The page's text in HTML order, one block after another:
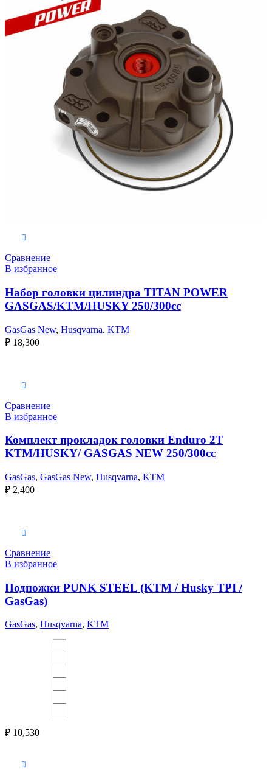
Сравнение
В избранное
Набор головки цилиндра TITAN POWER
GASGAS/KTM/HUSKY 250/300сс
GasGas New, Husqvarna, KTM
₽ 18,300
Сравнение
В избранное
Комплект прокладок головки Enduro 2T
KTM/HUSKY/ GASGAS NEW 250/300cc
GasGas, GasGas New, Husqvarna, KTM
₽ 2,400
Сравнение
В избранное
Подножки PUNK STEEL (KTM / Husky TPI /
GasGas)
GasGas, Husqvarna, KTM
₽ 10,530